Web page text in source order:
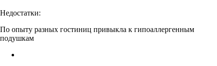
Недостатки:
По опыту разных гостиниц привыкла к гипоаллергенным
подушкам